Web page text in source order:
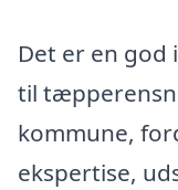
Det er en god
til
kommune,
ekspertise,